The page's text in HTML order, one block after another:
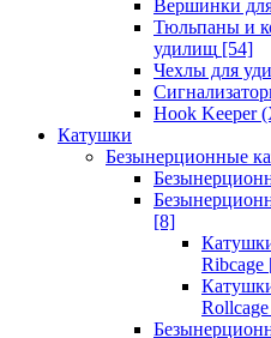
Вершинки
Тюльпаны и
удилищ [54]
Чехлы для
Hook Keeper
Катушки
Безынерционные
[8]
Ribcage
Rollcage